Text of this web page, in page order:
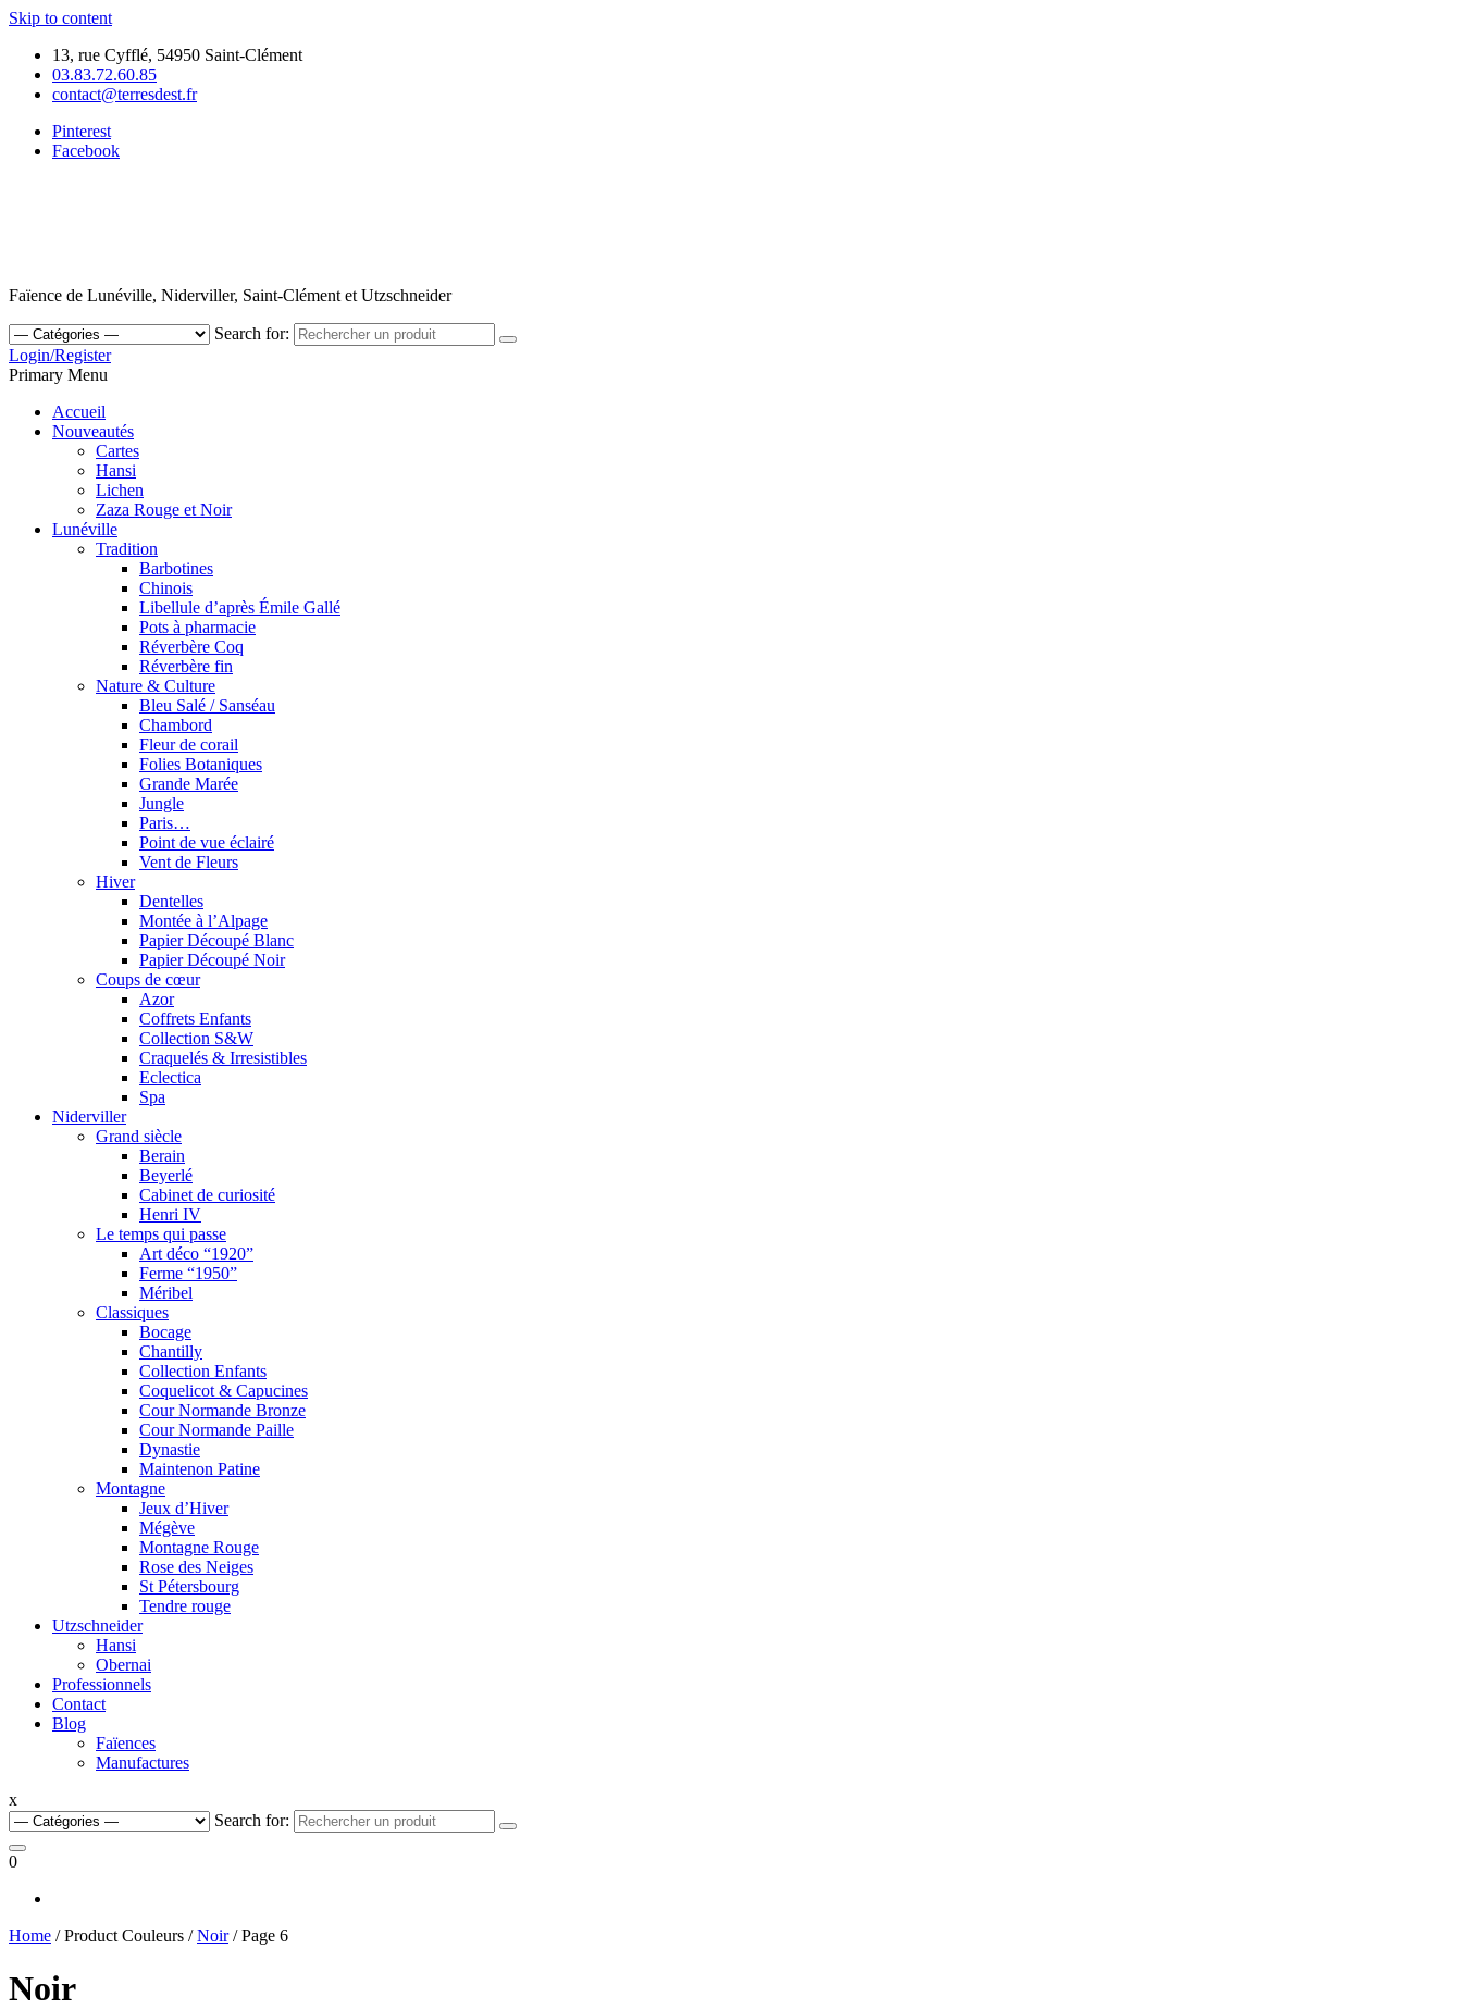
Skip to content
13, rue Cyfflé, 54950 Saint-Clément
03.83.72.60.85
contact@terresdest.fr
Pinterest
Facebook
Faïence de Lunéville, Niderviller, Saint-Clément et Utzschneider
Search for:
Login/Register
Primary Menu
Accueil
Nouveautés
Cartes
Hansi
Lichen
Zaza Rouge et Noir
Lunéville
Tradition
Barbotines
Chinois
Libellule d’après Émile Gallé
Pots à pharmacie
Réverbère Coq
Réverbère fin
Nature & Culture
Bleu Salé / Sanséau
Chambord
Fleur de corail
Folies Botaniques
Grande Marée
Jungle
Paris…
Point de vue éclairé
Vent de Fleurs
Hiver
Dentelles
Montée à l’Alpage
Papier Découpé Blanc
Papier Découpé Noir
Coups de cœur
Azor
Coffrets Enfants
Collection S&W
Craquelés & Irresistibles
Eclectica
Spa
Niderviller
Grand siècle
Berain
Beyerlé
Cabinet de curiosité
Henri IV
Le temps qui passe
Art déco “1920”
Ferme “1950”
Méribel
Classiques
Bocage
Chantilly
Collection Enfants
Coquelicot & Capucines
Cour Normande Bronze
Cour Normande Paille
Dynastie
Maintenon Patine
Montagne
Jeux d’Hiver
Mégève
Montagne Rouge
Rose des Neiges
St Pétersbourg
Tendre rouge
Utzschneider
Hansi
Obernai
Professionnels
Contact
Blog
Faïences
Manufactures
x
Search for:
0
Home / Product Couleurs /Noir/ Page 6
Noir